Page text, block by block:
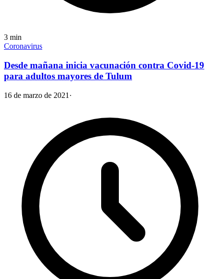
3 min
Coronavirus
Desde mañana inicia vacunación contra Covid-19
para adultos mayores de Tulum
16 de marzo de 2021 ·